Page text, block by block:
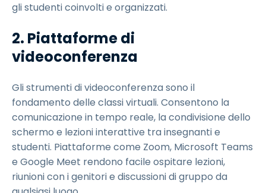
gli studenti coinvolti e organizzati.
2. Piattaforme di
videoconferenza
Gli strumenti di videoconferenza sono il
fondamento delle classi virtuali. Consentono la
comunicazione in tempo reale, la condivisione dello
schermo e lezioni interattive tra insegnanti e
studenti. Piattaforme come Zoom, Microsoft Teams
e Google Meet rendono facile ospitare lezioni,
riunioni con i genitori e discussioni di gruppo da